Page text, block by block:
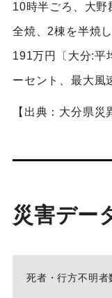
10時半ごろ、大野
全焼、2棟を半焼
191万円〔大分:平
ーセント、最大風
【出典：大分県災
災害デー
死者・行方不明者